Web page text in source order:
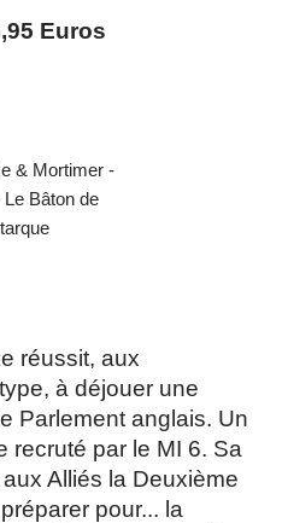
Euros
réussit, aux
à déjouer une
Parlement anglais. Un
recruté par le MI 6. Sa
Alliés la Deuxième
pour... la